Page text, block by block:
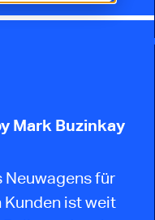
Mark Buzinkay
Neuwagens für
Kunden ist weit